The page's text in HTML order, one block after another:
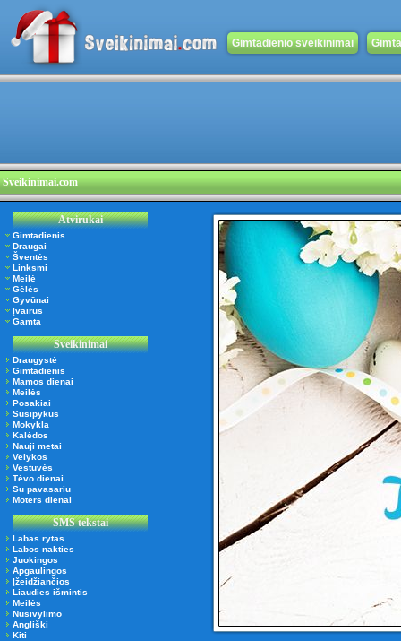
Gimtadienio sveikinimai
Sveikinimai.com
Atvirukai
Gimtadienis
Draugai
Šventės
Linksmi
Meilė
Gėlės
Gyvūnai
Įvairūs
Gamta
Sveikinimai
Draugystė
Gimtadienis
Mamos dienai
Meilės
Posakiai
Susipykus
Mokykla
Kalėdos
Nauji metai
Velykos
Vestuvės
Tėvo dienai
Su pavasariu
Moters dienai
SMS tekstai
Labas rytas
Labos nakties
Juokingos
Apgaulingos
Įžeidžiančios
Liaudies išmintis
Meilės
Nusivylimo
Angliški
Kiti